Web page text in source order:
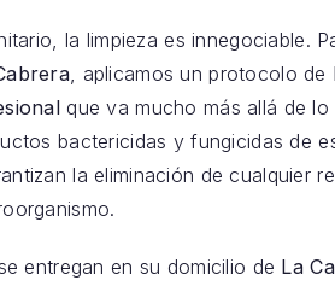
la limpieza es innegociable.
, aplicamos un protocolo de
que va mucho más allá de
bactericidas y fungicidas de
la eliminación de cualquier
entregan en su domicilio de La